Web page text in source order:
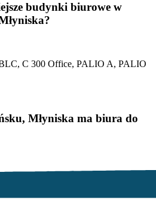
budynki biurowe w
C 300 Office, PALIO A, PALIO
Młyniska ma biura do